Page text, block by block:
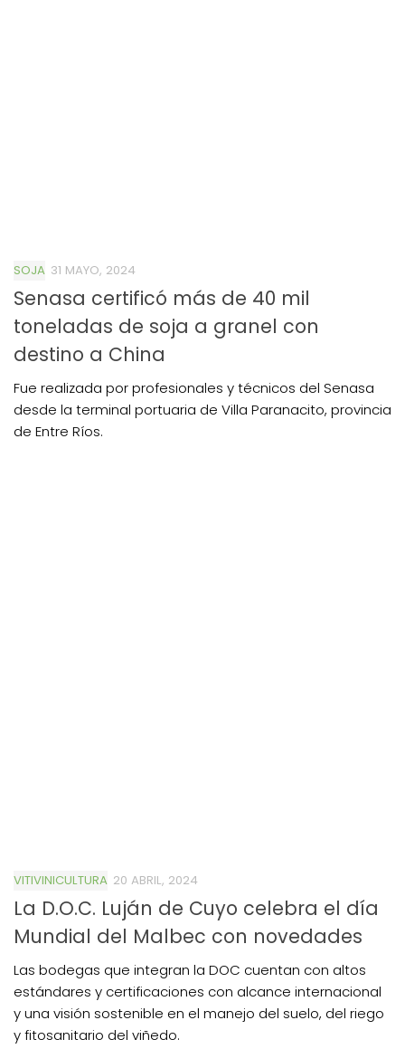
SOJA 31 MAYO, 2024
Senasa certificó más de 40 mil
toneladas de soja a granel con
destino a China
Fue realizada por profesionales y técnicos del Senasa
desde la terminal portuaria de Villa Paranacito, provincia
de Entre Ríos.
VITIVINICULTURA 20 ABRIL, 2024
La D.O.C. Luján de Cuyo celebra el día
Mundial del Malbec con novedades
Las bodegas que integran la DOC cuentan con altos
estándares y certificaciones con alcance internacional
y una visión sostenible en el manejo del suelo, del riego
y fitosanitario del viñedo.